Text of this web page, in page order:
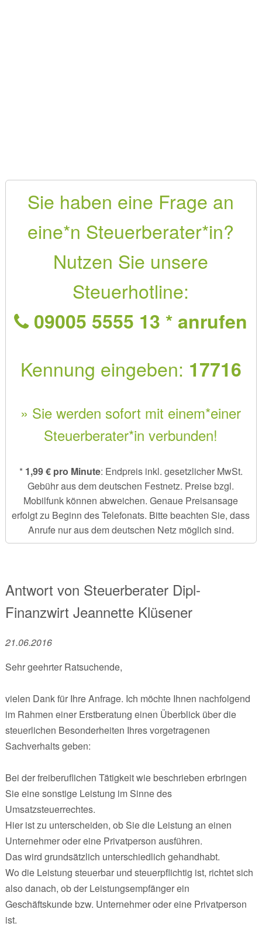
Sie haben eine Frage an
eine*n Steuerberater*in?
Nutzen Sie unsere
Steuerhotline:
09005 5555 13 * anrufen
Kennung eingeben: 17716
» Sie werden sofort mit einem*einer
Steuerberater*in verbunden!
* 1,99 € pro Minute: Endpreis inkl. gesetzlicher MwSt.
Gebühr aus dem deutschen Festnetz. Preise bzgl.
Mobilfunk können abweichen. Genaue Preisansage
erfolgt zu Beginn des Telefonats. Bitte beachten Sie, dass
Anrufe nur aus dem deutschen Netz möglich sind.
Antwort von Steuerberater Dipl-
Finanzwirt Jeannette Klüsener
21.06.2016
Sehr geehrter Ratsuchende,
vielen Dank für Ihre Anfrage. Ich möchte Ihnen nachfolgend
im Rahmen einer Erstberatung einen Überblick über die
steuerlichen Besonderheiten Ihres vorgetragenen
Sachverhalts geben:
Bei der freiberuflichen Tätigkeit wie beschrieben erbringen
Sie eine sonstige Leistung im Sinne des
Umsatzsteuerrechtes.
Hier ist zu unterscheiden, ob Sie die Leistung an einen
Unternehmer oder eine Privatperson ausführen.
Das wird grundsätzlich unterschiedlich gehandhabt.
Wo die Leistung steuerbar und steuerpflichtig ist, richtet sich
also danach, ob der Leistungsempfänger ein
Geschäftskunde bzw. Unternehmer oder eine Privatperson
ist.